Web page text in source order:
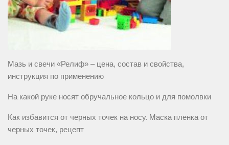
Мазь и свечи «Релиф» – цена, состав и свойства,
инструкция по применению
На какой руке носят обручальное кольцо и для помолвки
Как избавится от черных точек на носу. Маска пленка от
черных точек, рецепт